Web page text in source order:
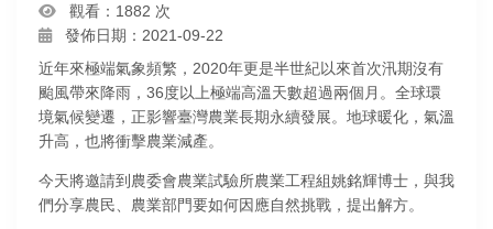
觀看：1882 次
發佈日期：2021-09-22
近年來極端氣象頻繁，2020年更是半世紀以來首次汛期沒有
颱風帶來降雨，36度以上極端高溫天數超過兩個月。全球環
境氣候變遷，正影響臺灣農業長期永續發展。地球暖化，氣溫
升高，也將衝擊農業減產。
今天將邀請到農委會農業試驗所農業工程組姚銘輝博士，與我
們分享農民、農業部門要如何因應自然挑戰，提出解方。